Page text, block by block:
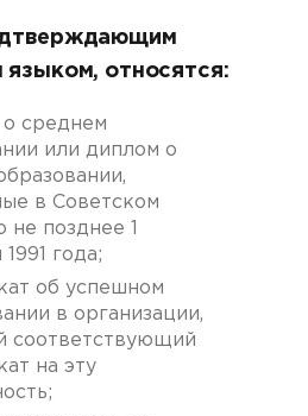
языком, относятся:
о среднем
или диплом о
в Советском
не позднее 1
года;
об успешном
в организации,
соответствующий
на эту